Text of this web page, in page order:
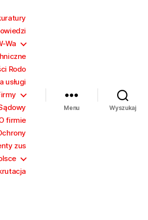
Wa
Rodo
usługi
firmie
zus
Menu Wyszukaj